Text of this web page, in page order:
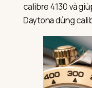
calibre 4130 và
Daytona dùng